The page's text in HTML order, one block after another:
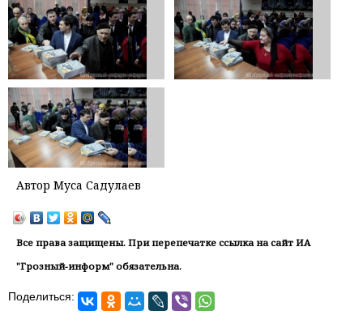
Автор Муса Садулаев
Все права защищены. При перепечатке ссылка на сайт ИА
"Грозный-информ" обязательна.
Поделиться: